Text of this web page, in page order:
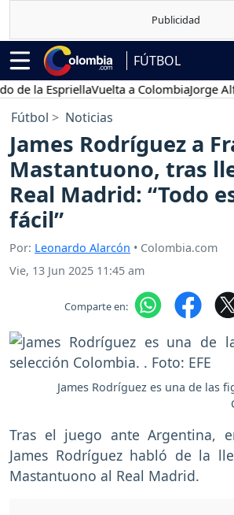
FÚTBOL
EspriellaVuelta a ColombiaJorge
Fútbol Noticias
James Rodríguez a
Mastantuono, tras
Real Madrid: “Todo
fácil”
Por: Leonardo Alarcón • Colombia.com
Vie, 13 Jun 2025 11:45 am
Comparte en:
James Rodríguez es una de las
Tras el juego ante Argentina,
James Rodríguez habló de la
Mastantuono al Real Madrid.